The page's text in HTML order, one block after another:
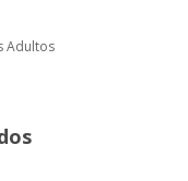
Adultos